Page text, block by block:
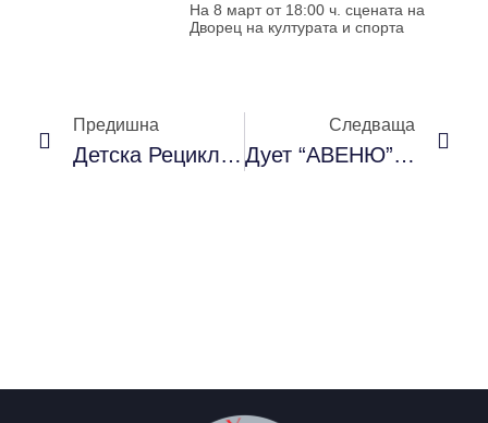
На 8 март от 18:00 ч. сцената на
Дворец на културата и спорта
Предишна
Детска Рециклираща Работилница 2 В Ателие ”НВ” На 18 Януари
Следваща
Дует “АВЕНЮ” Се Завръща На Клубната Сцена В София На 21 Февруари